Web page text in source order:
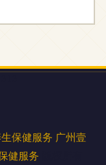
保健服务 广州壹
健服务